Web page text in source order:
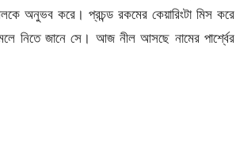
অনুভব করে। প্রচন্ড রকমের কেয়ারিংটা মিস করে
নিতে জানে সে। আজ নীল আসছে নামের পার্শ্বের